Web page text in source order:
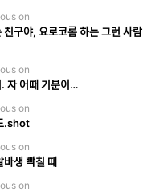
on
친구야, 요로코롬 하는 그런 사람
on
자 어때 기분이…
on
on
빡칠 때
on